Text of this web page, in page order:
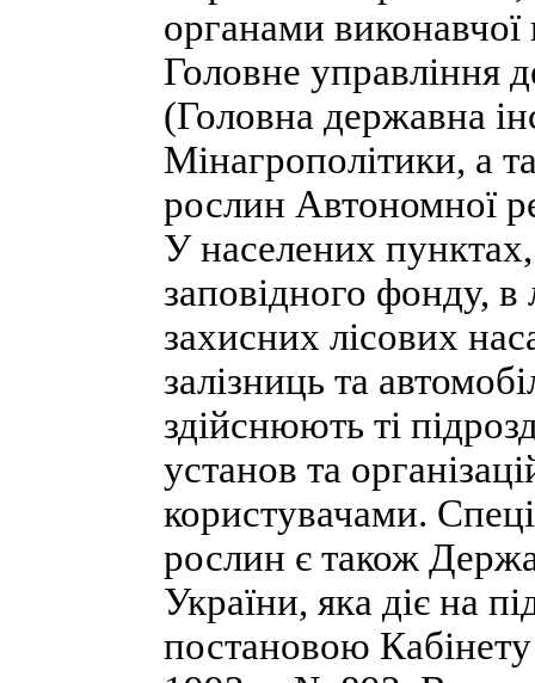
органами виконавчої
Головне управління
(Головна державна
Мінагрополітики, а
рослин Автономної
У населених
заповідного фонду, в
захисних лісових
залізниць та
здійснюють ті
установ та
користувачами.
рослин є також
України, яка діє на
постановою